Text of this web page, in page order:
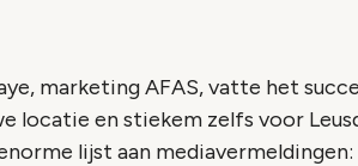
marketing AFAS, vatte het
locatie en stiekem zelfs voor
lijst aan mediavermeldingen: